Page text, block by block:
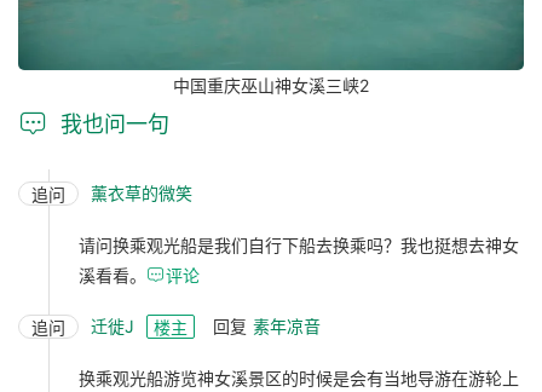
中国重庆巫山神女溪三峡2
 我也问一句
追问 薰衣草的微笑
请问换乘观光船是我们自行下船去换乘吗？我也挺想去神女
溪看看。 评论
追问 迁徙J 楼主 回复 素年凉音
换乘观光船游览神女溪景区的时候是会有当地导游在游轮上